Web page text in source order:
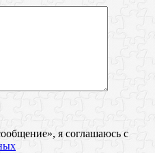
я соглашаюсь с